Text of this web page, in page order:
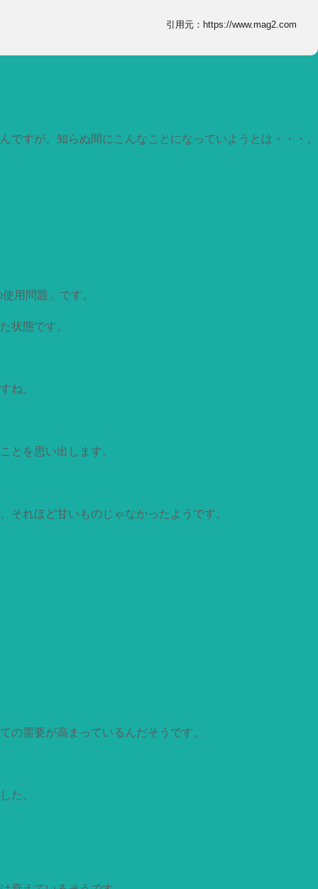
引用元：https://www.mag2.com
すが、知らぬ間にこんなことになっていようとは・・・。
用問題」です。
状態です。
ね。
とを思い出します。
れほど甘いものじゃなかったようです。
の需要が高まっているんだそうです。
た。